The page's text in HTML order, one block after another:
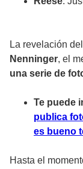
La revelación
Nenninger, el
una serie de
Te puede
publica
es bueno
Hasta el